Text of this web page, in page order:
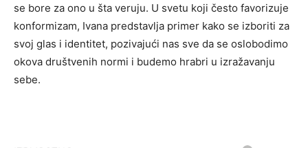
se bore za ono u šta veruju. U svetu koji često favorizuje
konformizam, Ivana predstavlja primer kako se izboriti za
svoj glas i identitet, pozivajući nas sve da se oslobodimo
okova društvenih normi i budemo hrabri u izražavanju
sebe.